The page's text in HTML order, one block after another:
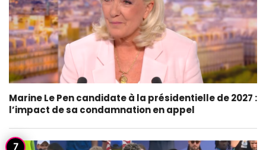
Marine Le Pen candidate à la présidentielle de 2027 :
l’impact de sa condamnation en appel